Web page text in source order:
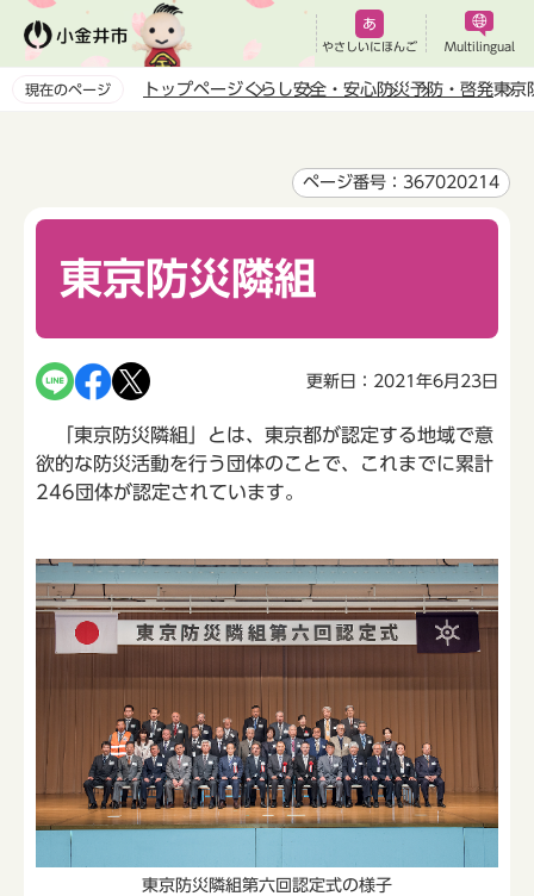
ペ
やさしいにほんご Multilingual
現在のページ トップページくらし安全・安心防災予防・啓発東京
ページ番号：367020214
東京防災隣組
更新日：2021年6月23日
「東京防災隣組」とは、東京都が認定する地域で意
欲的な防災活動を行う団体のことで、これまでに累計
246団体が認定されています。
東京防災隣組第六回認定式の様子